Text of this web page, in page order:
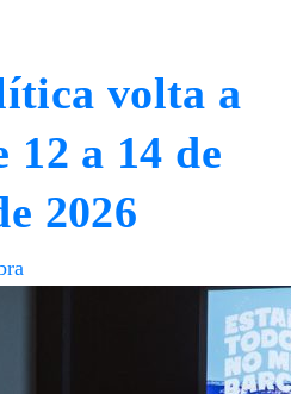
volta a
a 14 de
2026